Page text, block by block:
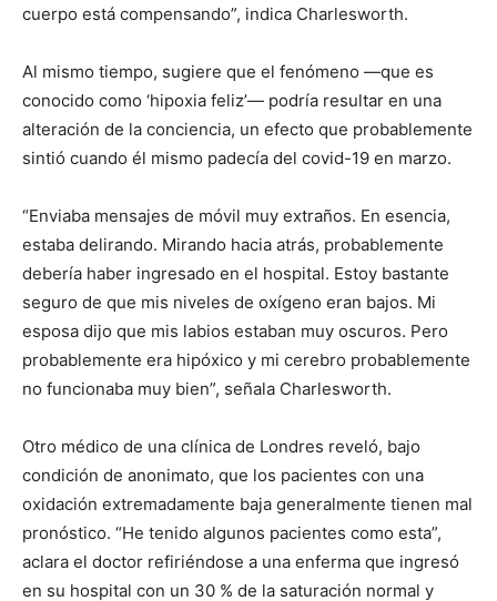
cuerpo está compensando”, indica Charlesworth.
Al mismo tiempo, sugiere que el fenómeno —que es
conocido como ‘hipoxia feliz’— podría resultar en una
alteración de la conciencia, un efecto que probablemente
sintió cuando él mismo padecía del covid-19 en marzo.
“Enviaba mensajes de móvil muy extraños. En esencia,
estaba delirando. Mirando hacia atrás, probablemente
debería haber ingresado en el hospital. Estoy bastante
seguro de que mis niveles de oxígeno eran bajos. Mi
esposa dijo que mis labios estaban muy oscuros. Pero
probablemente era hipóxico y mi cerebro probablemente
no funcionaba muy bien”, señala Charlesworth.
Otro médico de una clínica de Londres reveló, bajo
condición de anonimato, que los pacientes con una
oxidación extremadamente baja generalmente tienen mal
pronóstico. “He tenido algunos pacientes como esta”,
aclara el doctor refiriéndose a una enferma que ingresó
en su hospital con un 30 % de la saturación normal y